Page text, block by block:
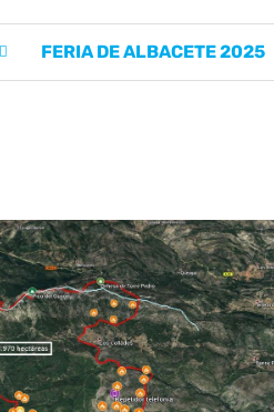
FERIA DE ALBACETE 2025